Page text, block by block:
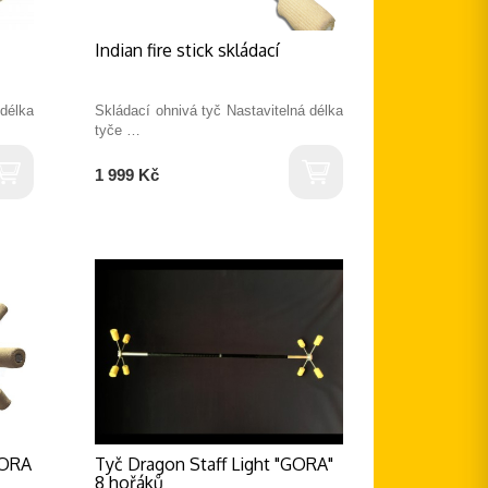
Indian fire stick skládací
Skládací ohnivá tyč Nastavitelná délka
tyče …
1 999 Kč
Tyč Dragon Staff Light "GORA"
8 hořáků